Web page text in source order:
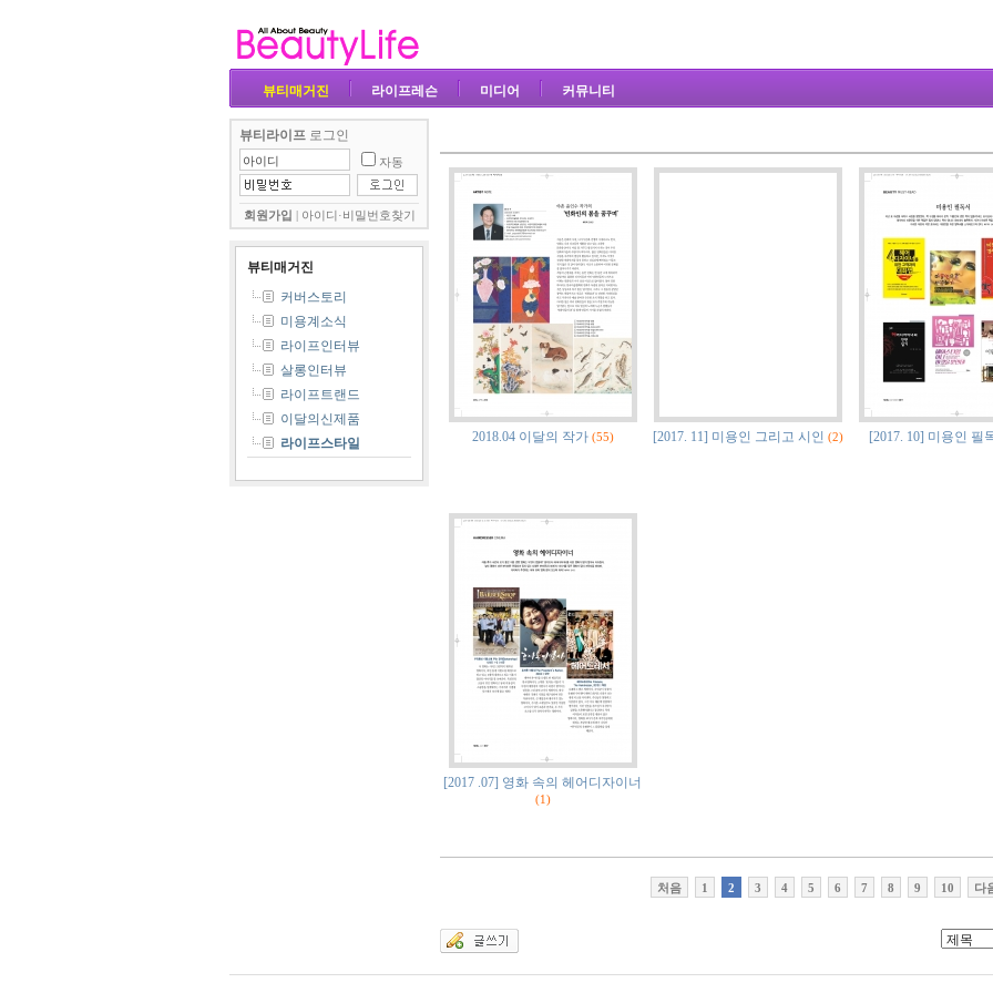
뷰티매거진 라이프레슨 미디어 커뮤니티
뷰티라이프 로그인
자동
회원가입 아이디·비밀번호찾기
뷰티매거진
커버스토리
미용계소식
라이프인터뷰
살롱인터뷰
라이프트랜드
이달의신제품
라이프스타일
2018.04 이달의 작가 (55) [2017. 11] 미용인 그리고 시인 (2) [2017. 10] 미용인 필
[2017 .07] 영화 속의 헤어디자이너
(1)
처음 1 2 3 4 5 6 7 8 9 10 다